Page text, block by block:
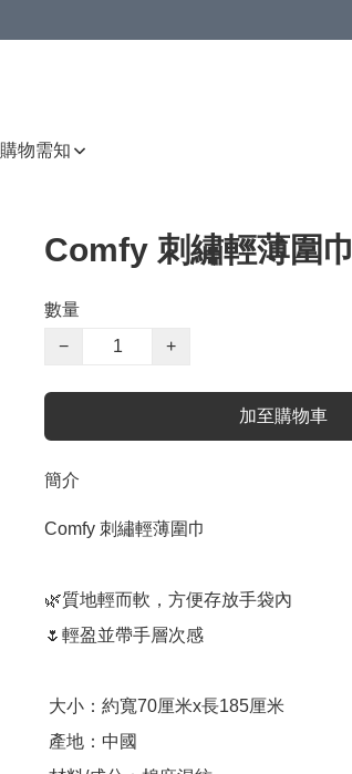
購物需知
Comfy 刺繡輕薄圍巾
數量
−
+
加至購物車
簡介
Comfy 刺繡輕薄圍巾
🌿質地輕而軟，方便存放手袋內
🌷輕盈並帶手層次感